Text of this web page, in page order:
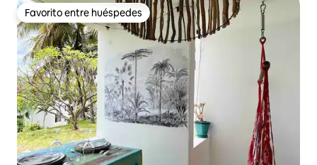
Favorito entre huéspedes
Favorito entre huéspedes